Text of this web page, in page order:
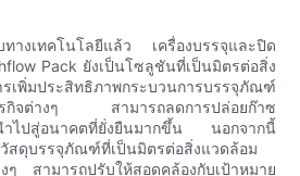
ทางเทคโนโลยีแล้ว เครื่องบรรจุและปิด
Pack ยังเป็นโซลูชันที่เป็นมิตรต่อสิ่ง
พิ่มประสิทธิภาพกระบวนการบรรจุภัณฑ์
ต่างๆ สามารถลดการปล่อยก๊าซ
ำไปสู่อนาคตที่ยั่งยืนมากขึ้น นอกจากนี้
วัสดุบรรจุภัณฑ์ที่เป็นมิตรต่อสิ่งแวดล้อม
ๆ สามารถปรับให้สอดคล้องกับเป้าหมาย